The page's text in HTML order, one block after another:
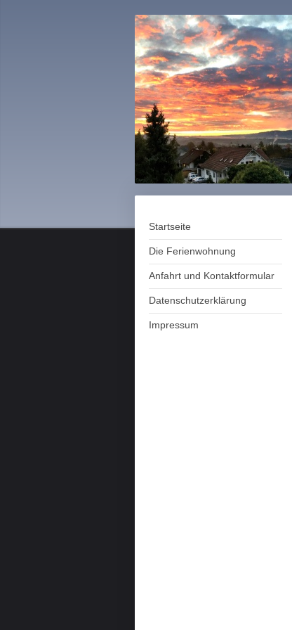
Startseite
Die Ferienwohnung
Anfahrt und Kontaktformular
Datenschutzerklärung
Impressum